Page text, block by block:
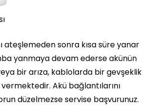
ateşlemeden sonra kısa süre yanar
yanmaya devam ederse akünün
bir arıza, kablolarda bir gevşeklik
Akü bağlantılarını
düzelmezse servise başvurunuz.